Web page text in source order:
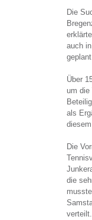
Die
auch
Über
um die
als
Die
die